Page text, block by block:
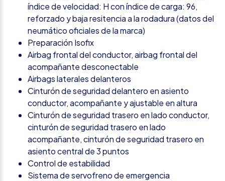
índice de velocidad: H con índice de carga: 96,
reforzado y baja resitencia a la rodadura (datos del
neumático oficiales de la marca)
Preparación Isofix
Airbag frontal del conductor, airbag frontal del
acompañante desconectable
Airbags laterales delanteros
Cinturón de seguridad delantero en asiento
conductor, acompañante y ajustable en altura
Cinturón de seguridad trasero en lado conductor,
cinturón de seguridad trasero en lado
acompañante, cinturón de seguridad trasero en
asiento central de 3 puntos
Control de estabilidad
Sistema de servofreno de emergencia